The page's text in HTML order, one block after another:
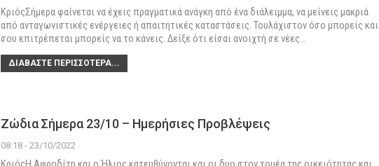
ΚριόςΣήμερα φαίνεται να έχεις πραγματικά ανάγκη από ένα διάλειμμα, να μείνεις μακριά
από ανταγωνιστικές ενέργειες ή απαιτητικές καταστάσεις. Τουλάχιστον όσο μπορείς και
σου επιτρέπεται μπορείς να το κάνεις. Δείξε ότι είσαι ανοιχτή σε νέες…
ΔΙΑΒΆΣΤΕ ΠΕΡΙΣΣΌΤΕΡΑ...
Ζώδια Σήμερα 23/10 – Ημερήσιες Προβλέψεις
08:18 - 23/10/2022